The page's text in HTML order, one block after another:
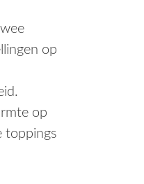
op
op
toppings